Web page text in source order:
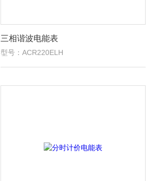
三相谐波电能表
型号：ACR220ELH